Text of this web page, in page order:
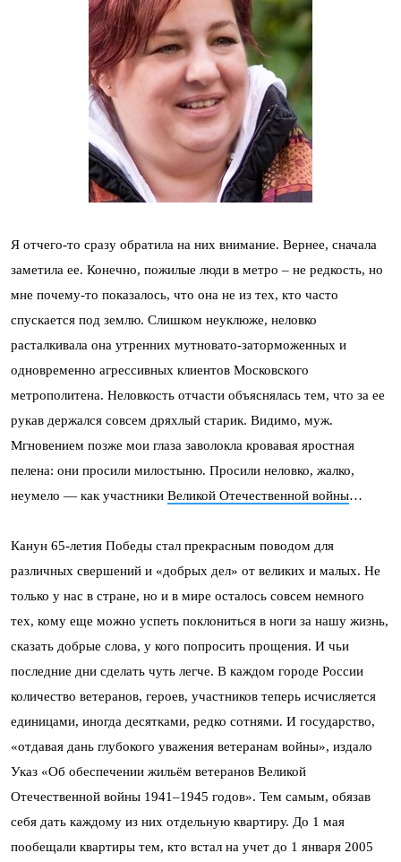
Я отчего-то сразу обратила на них внимание. Вернее, сначала
заметила ее. Конечно, пожилые люди в метро – не редкость, но
мне почему-то показалось, что она не из тех, кто часто
спускается под землю. Слишком неуклюже, неловко
расталкивала она утренних мутновато-заторможенных и
одновременно агрессивных клиентов Московского
метрополитена. Неловкость отчасти объяснялась тем, что за ее
рукав держался совсем дряхлый старик. Видимо, муж.
Мгновением позже мои глаза заволокла кровавая яростная
пелена: они просили милостыню. Просили неловко, жалко,
неумело — как участники Великой Отечественной войны…
Канун 65-летия Победы стал прекрасным поводом для
различных свершений и «добрых дел» от великих и малых. Не
только у нас в стране, но и в мире осталось совсем немного
тех, кому еще можно успеть поклониться в ноги за нашу жизнь,
сказать добрые слова, у кого попросить прощения. И чьи
последние дни сделать чуть легче. В каждом городе России
количество ветеранов, героев, участников теперь исчисляется
единицами, иногда десятками, редко сотнями. И государство,
«отдавая дань глубокого уважения ветеранам войны», издало
Указ «Об обеспечении жильём ветеранов Великой
Отечественной войны 1941–1945 годов». Тем самым, обязав
себя дать каждому из них отдельную квартиру. До 1 мая
пообещали квартиры тем, кто встал на учет до 1 января 2005